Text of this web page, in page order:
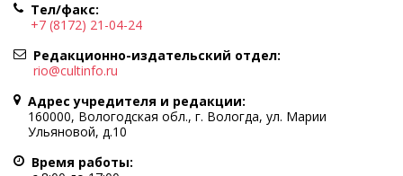
Учредитель КУ ВО «Информационно-аналитический центр
культуры»
Адрес учредителя и редакции: 160000, Вологодская обл., г.
Вологда, ул. Марии Ульяновой, д.10
Главный редактор — Легчанова Елена Григорьевна
Политика в отношении обработки персональных данных
При полном или частичном использовании информации
портала гиперссылка на cultinfo.ru обязательна.
Редакция не несет ответственности за достоверность
Тел/факс:
+7 (8172) 21-04-24
Редакционно-издательский отдел:
rio@cultinfo.ru
Адрес учредителя и редакции:
160000, Вологодская обл., г. Вологда, ул. Марии
Ульяновой, д.10
Время работы: